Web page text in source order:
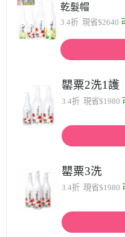
乾髮帽
3.4折 現省$2640
罌粟2洗1護
3.4折 現省$1980
罌粟3洗
3.4折 現省$1980